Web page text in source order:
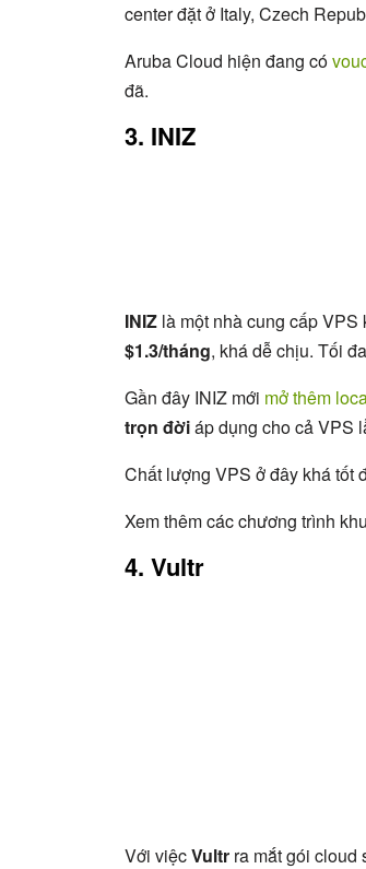
center đặt ở Italy, Czech
Aruba Cloud hiện đang có
đã.
3. INIZ
INIZ là một nhà cung cấp
$1.3/tháng, khá dễ chịu. Tối
Gần đây INIZ mới mở thêm
trọn đờiáp dụng cho cả VPS
Chất lượng VPS ở đây khá tốt
Xem thêm các chương trình
4. Vultr
Với việcVultr ra mắt gói cloud